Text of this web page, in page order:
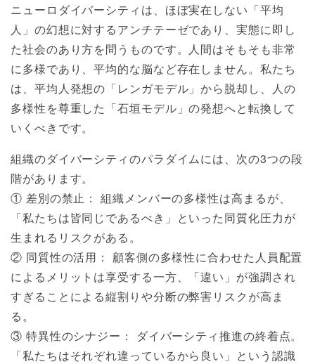
ニューロダイバーシティは、ほぼ実在しない「平均
人」の幻想に対するアンチテーゼであり、実態に即し
た社会のあり方を問うものです。人間はそもそも非常
に多様であり、平均的な脳など存在しません。私たち
は、平均人発想の「レンガモデル」から脱却し、人の
多様性を尊重した「石垣モデル」の発想へと転換して
いくべきです。
組織のダイバーシティのパラダイムには、次の3つの段
階があります。
① 差別の禁止： 組織メンバーの多様性は高まるが、
「私たちは皆同じであるべき」といった同質化圧力が
生まれるリスクがある。
② 同質性の活用： 顧客側の多様性に合わせた人員配置
によるメリットは享受する一方、「違い」が強調され
すぎることによる縦割りや分断の弊害リスクが高ま
る。
③ 特異性のシナジー： ダイバーシティ推進の終着点。
「私たちはそれぞれ違っているから良い」という認識